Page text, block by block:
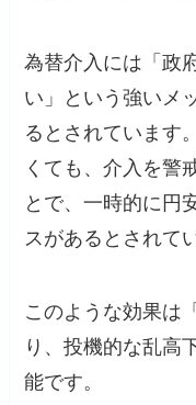
為替介入には「政
い」という強いメ
るとされています
くても、介入を警
とで、一時的に円
スがあるとされて
このような効果は
り、投機的な乱高
能です。